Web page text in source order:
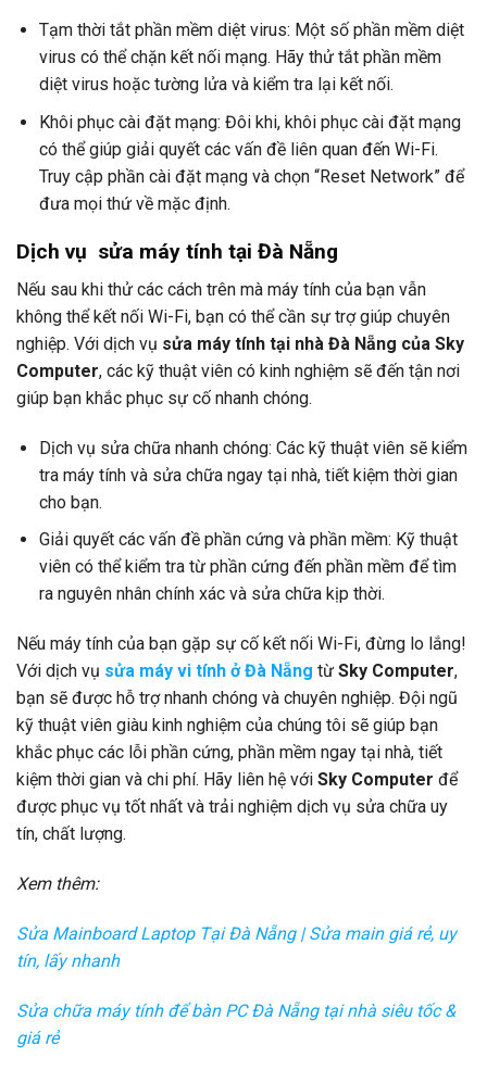
Tạm thời tắt phần mềm diệt virus: Một số phần mềm diệt
virus có thể chặn kết nối mạng. Hãy thử tắt phần mềm
diệt virus hoặc tường lửa và kiểm tra lại kết nối.
Khôi phục cài đặt mạng: Đôi khi, khôi phục cài đặt mạng
có thể giúp giải quyết các vấn đề liên quan đến Wi-Fi.
Truy cập phần cài đặt mạng và chọn “Reset Network” để
đưa mọi thứ về mặc định.
Dịch vụ sửa máy tính tại Đà Nẵng
Nếu sau khi thử các cách trên mà máy tính của bạn vẫn
không thể kết nối Wi-Fi, bạn có thể cần sự trợ giúp chuyên
nghiệp. Với dịch vụ sửa máy tính tại nhà Đà Nẵng của Sky
Computer, các kỹ thuật viên có kinh nghiệm sẽ đến tận nơi
giúp bạn khắc phục sự cố nhanh chóng.
Dịch vụ sửa chữa nhanh chóng: Các kỹ thuật viên sẽ kiểm
tra máy tính và sửa chữa ngay tại nhà, tiết kiệm thời gian
cho bạn.
Giải quyết các vấn đề phần cứng và phần mềm: Kỹ thuật
viên có thể kiểm tra từ phần cứng đến phần mềm để tìm
ra nguyên nhân chính xác và sửa chữa kịp thời.
Nếu máy tính của bạn gặp sự cố kết nối Wi-Fi, đừng lo lắng!
Với dịch vụ sửa máy vi tính ở Đà Nẵng từ Sky Computer,
bạn sẽ được hỗ trợ nhanh chóng và chuyên nghiệp. Đội ngũ
kỹ thuật viên giàu kinh nghiệm của chúng tôi sẽ giúp bạn
khắc phục các lỗi phần cứng, phần mềm ngay tại nhà, tiết
kiệm thời gian và chi phí. Hãy liên hệ với Sky Computer để
được phục vụ tốt nhất và trải nghiệm dịch vụ sửa chữa uy
tín, chất lượng.
Xem thêm:
Sửa Mainboard Laptop Tại Đà Nẵng | Sửa main giá rẻ, uy
tín, lấy nhanh
Sửa chữa máy tính để bàn PC Đà Nẵng tại nhà siêu tốc &
giá rẻ